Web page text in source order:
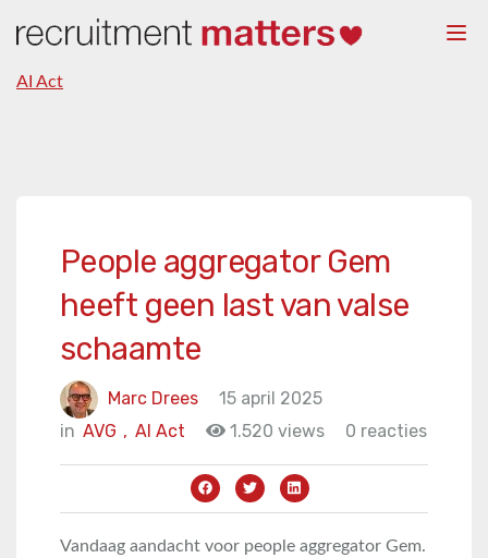
AI Act
People aggregator Gem
heeft geen last van valse
schaamte
Marc Drees
15 april 2025
in
AI Act
AVG , 1.520 views 0 reacties
Vandaag aandacht voor people aggregator Gem.